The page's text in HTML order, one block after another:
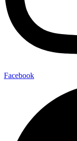
Facebook